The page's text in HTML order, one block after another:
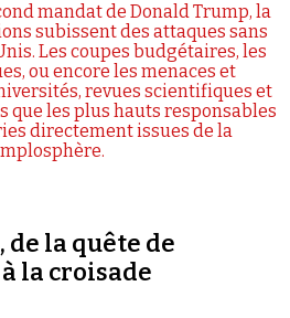
mandat de Donald Trump, la
subissent des attaques sans
Les coupes budgétaires, les
ou encore les menaces et
revues scientifiques et
que les plus hauts responsables
directement issues de la
de la quête de
la croisade